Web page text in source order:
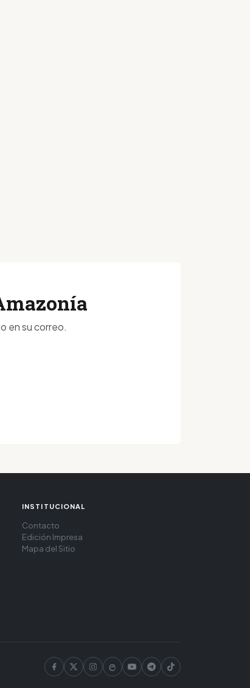
en su correo.
INSTITUCIONAL
Contacto
Edición Impresa
Mapa del Sitio